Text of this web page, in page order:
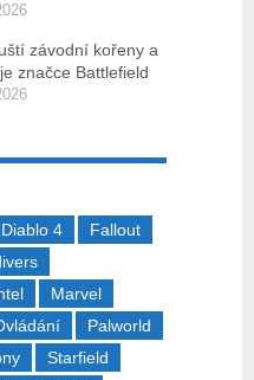
závodní kořeny a
značce Battlefield
Diablo 4
Fallout
Marvel
Palworld
Starfield